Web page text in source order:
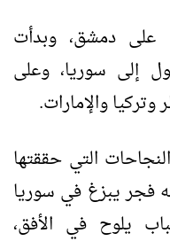
على دمشق، وبدأت
إلى سوريا، وعلى
والإمارات.
التي حققتها
فجر يبزغ في سوريا
يلوح في الأفق،